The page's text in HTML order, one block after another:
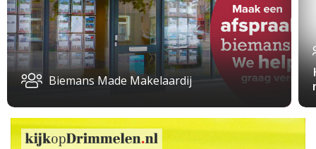
Biemans Made Makelaardij